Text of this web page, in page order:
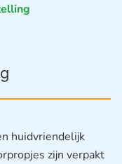
huidvriendelijk
zijn verpakt